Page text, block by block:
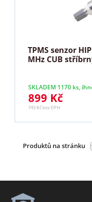
TPMS senzor
MHz CUB
SKLADEM 1170 ks,
899 Kč
743 Kč bez DPH
Produktů na stránku